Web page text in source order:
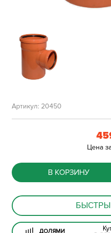
Артикул: 20450
Цена
В КОРЗИНУ
ДОЛЯМИ